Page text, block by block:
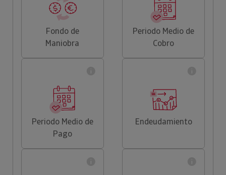
Fondo de
Maniobra
Periodo Medio de
Cobro
Periodo Medio de
Pago
Endeudamiento